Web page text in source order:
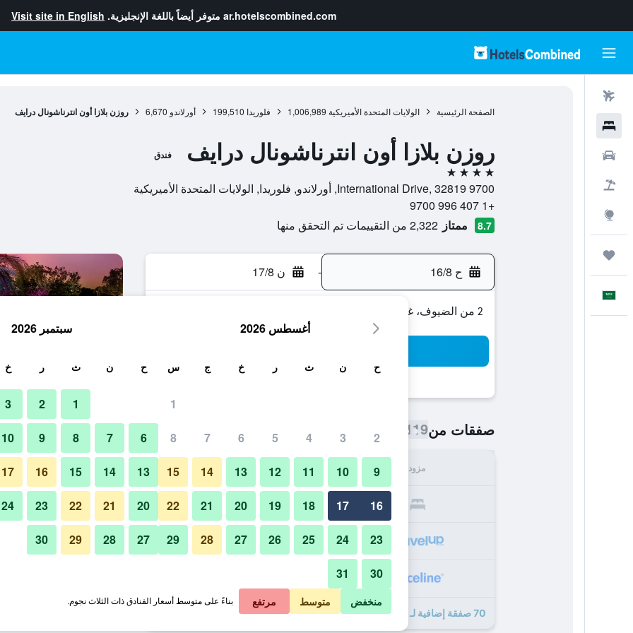
ar.hotelscombined.com متوفر أيضاً باللغة الإنجليزية. Visit site in English
الصفحة الرئيسية الولايات المتحدة الأميريكية 1,006,989 فلوريدا 199,510 أورلاندو 6,670 روزن بلازا أون انترناشونال درايف
روزن بلازا أون انترناشونال درايف فندق
4 نجوم
9700 International Drive, 32819, أورلاندو, فلوريدا, الولايات المتحدة الأميريكية
+1 407 996 9700
8.7 ممتاز 2,322 من التقييمات تم التحقق منها
ح 16/8 - ن 17/8
2 من الضيوف، غرفة واحدة
صفقات من119 ﷼
مزود الإجمالي في الليلة
119 ﷼ عرض الصفقة
227 ﷼ عرض الصفقة
70 صفقة إضافية لـ روزن بلازا أون انترناشونال درايف
حوض السباحة
صور لـ روزن بلازا أون انترناشونال
أغسطس 2026
ح ن ث ر خ ج س
1
2
3
4
5
6
7
8
9
10
11
12
13
14
15
16
17
18
19
20
21
22
23
24
25
26
27
28
29
30
31
سبتمبر 2026
ح ن ث ر خ
1
2
3
6
7
8
9
10
13
14
15
16
17
20
21
22
23
24
27
28
29
30
منخفض متوسط مرتفع بناءً على متوسط أسعار الفنادق ذات الثلاث نجوم.